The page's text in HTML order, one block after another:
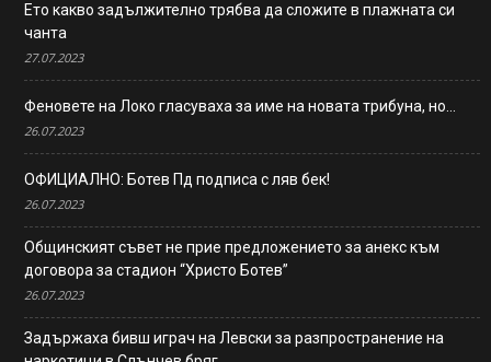
Ето какво задължително трябва да сложите в плажната си
чанта
27.07.2023
Феновете на Локо гласуваха за име на новата трибуна, но…
26.07.2023
ОФИЦИАЛНО: Ботев Пд подписа с ляв бек!
26.07.2023
Общинският съвет не прие предложението за анекс към
договора за стадион “Христо Ботев”
26.07.2023
Задържаха бивш играч на Левски за разпространение на